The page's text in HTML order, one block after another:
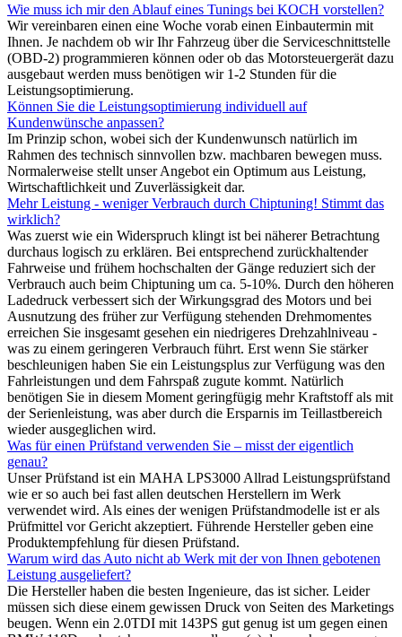
Wie muss ich mir den Ablauf eines Tunings bei KOCH vorstellen?
Wir vereinbaren einen eine Woche vorab einen Einbautermin mit
Ihnen. Je nachdem ob wir Ihr Fahrzeug über die Serviceschnittstelle
(OBD-2) programmieren können oder ob das Motorsteuergerät dazu
ausgebaut werden muss benötigen wir 1-2 Stunden für die
Leistungsoptimierung.
Können Sie die Leistungsoptimierung individuell auf
Kundenwünsche anpassen?
Im Prinzip schon, wobei sich der Kundenwunsch natürlich im
Rahmen des technisch sinnvollen bzw. machbaren bewegen muss.
Normalerweise stellt unser Angebot ein Optimum aus Leistung,
Wirtschaftlichkeit und Zuverlässigkeit dar.
Mehr Leistung - weniger Verbrauch durch Chiptuning! Stimmt das
wirklich?
Was zuerst wie ein Widerspruch klingt ist bei näherer Betrachtung
durchaus logisch zu erklären. Bei entsprechend zurückhaltender
Fahrweise und frühem hochschalten der Gänge reduziert sich der
Verbrauch auch beim Chiptuning um ca. 5-10%. Durch den höheren
Ladedruck verbessert sich der Wirkungsgrad des Motors und bei
Ausnutzung des früher zur Verfügung stehenden Drehmomentes
erreichen Sie insgesamt gesehen ein niedrigeres Drehzahlniveau -
was zu einem geringeren Verbrauch führt. Erst wenn Sie stärker
beschleunigen haben Sie ein Leistungsplus zur Verfügung was den
Fahrleistungen und dem Fahrspaß zugute kommt. Natürlich
benötigen Sie in diesem Moment geringfügig mehr Kraftstoff als mit
der Serienleistung, was aber durch die Ersparnis im Teillastbereich
wieder ausgeglichen wird.
Was für einen Prüfstand verwenden Sie – misst der eigentlich
genau?
Unser Prüfstand ist ein MAHA LPS3000 Allrad Leistungsprüfstand
wie er so auch bei fast allen deutschen Herstellern im Werk
verwendet wird. Als eines der wenigen Prüfstandmodelle ist er als
Prüfmittel vor Gericht akzeptiert. Führende Hersteller geben eine
Produktempfehlung für diesen Prüfstand.
Warum wird das Auto nicht ab Werk mit der von Ihnen gebotenen
Leistung ausgeliefert?
Die Hersteller haben die besten Ingenieure, das ist sicher. Leider
müssen sich diese einem gewissen Druck von Seiten des Marketings
beugen. Wenn ein 2.0TDI mit 143PS gut genug ist um gegen einen